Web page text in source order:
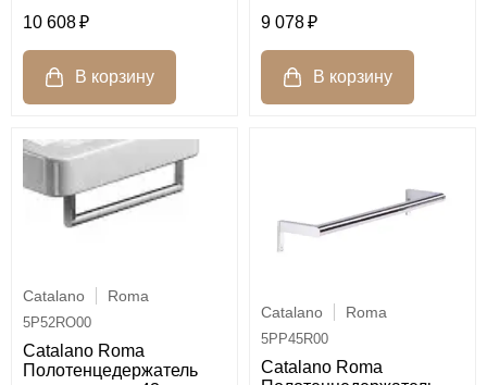
10 608 9 078
Catalano Roma
5P52RO00
Catalano Roma
Полотенцедержатель
Catalano Roma
5PP45R00
Catalano Roma